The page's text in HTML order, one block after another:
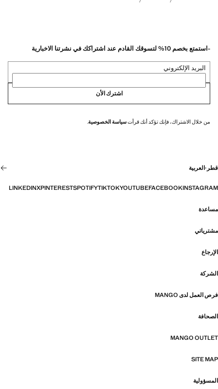
-استمتع بخصم 10% لتسوقك القادم عند اشتراكك في نشرتنا الاخبارية
البريد الإلكتروني
اشترك الأن
من خلال الاشتراك، فإنك تؤكد أنك قرأتسياسة الخصوصية.
قطر ·العربية
INSTAGRAM
FACEBOOK
YOUTUBE
TIKTOK
SPOTIFY
PINTEREST
X
LINKEDIN
مساعدة
مشترياتي
الإرجاع
الشركة
فرص العمل لدى MANGO
الصحافة
MANGO OUTLET
SITE MAP
المسؤولية